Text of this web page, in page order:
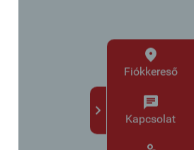
Fiókkereső
Kapcsolat